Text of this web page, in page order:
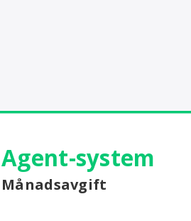
Agent-system
Månadsavgift